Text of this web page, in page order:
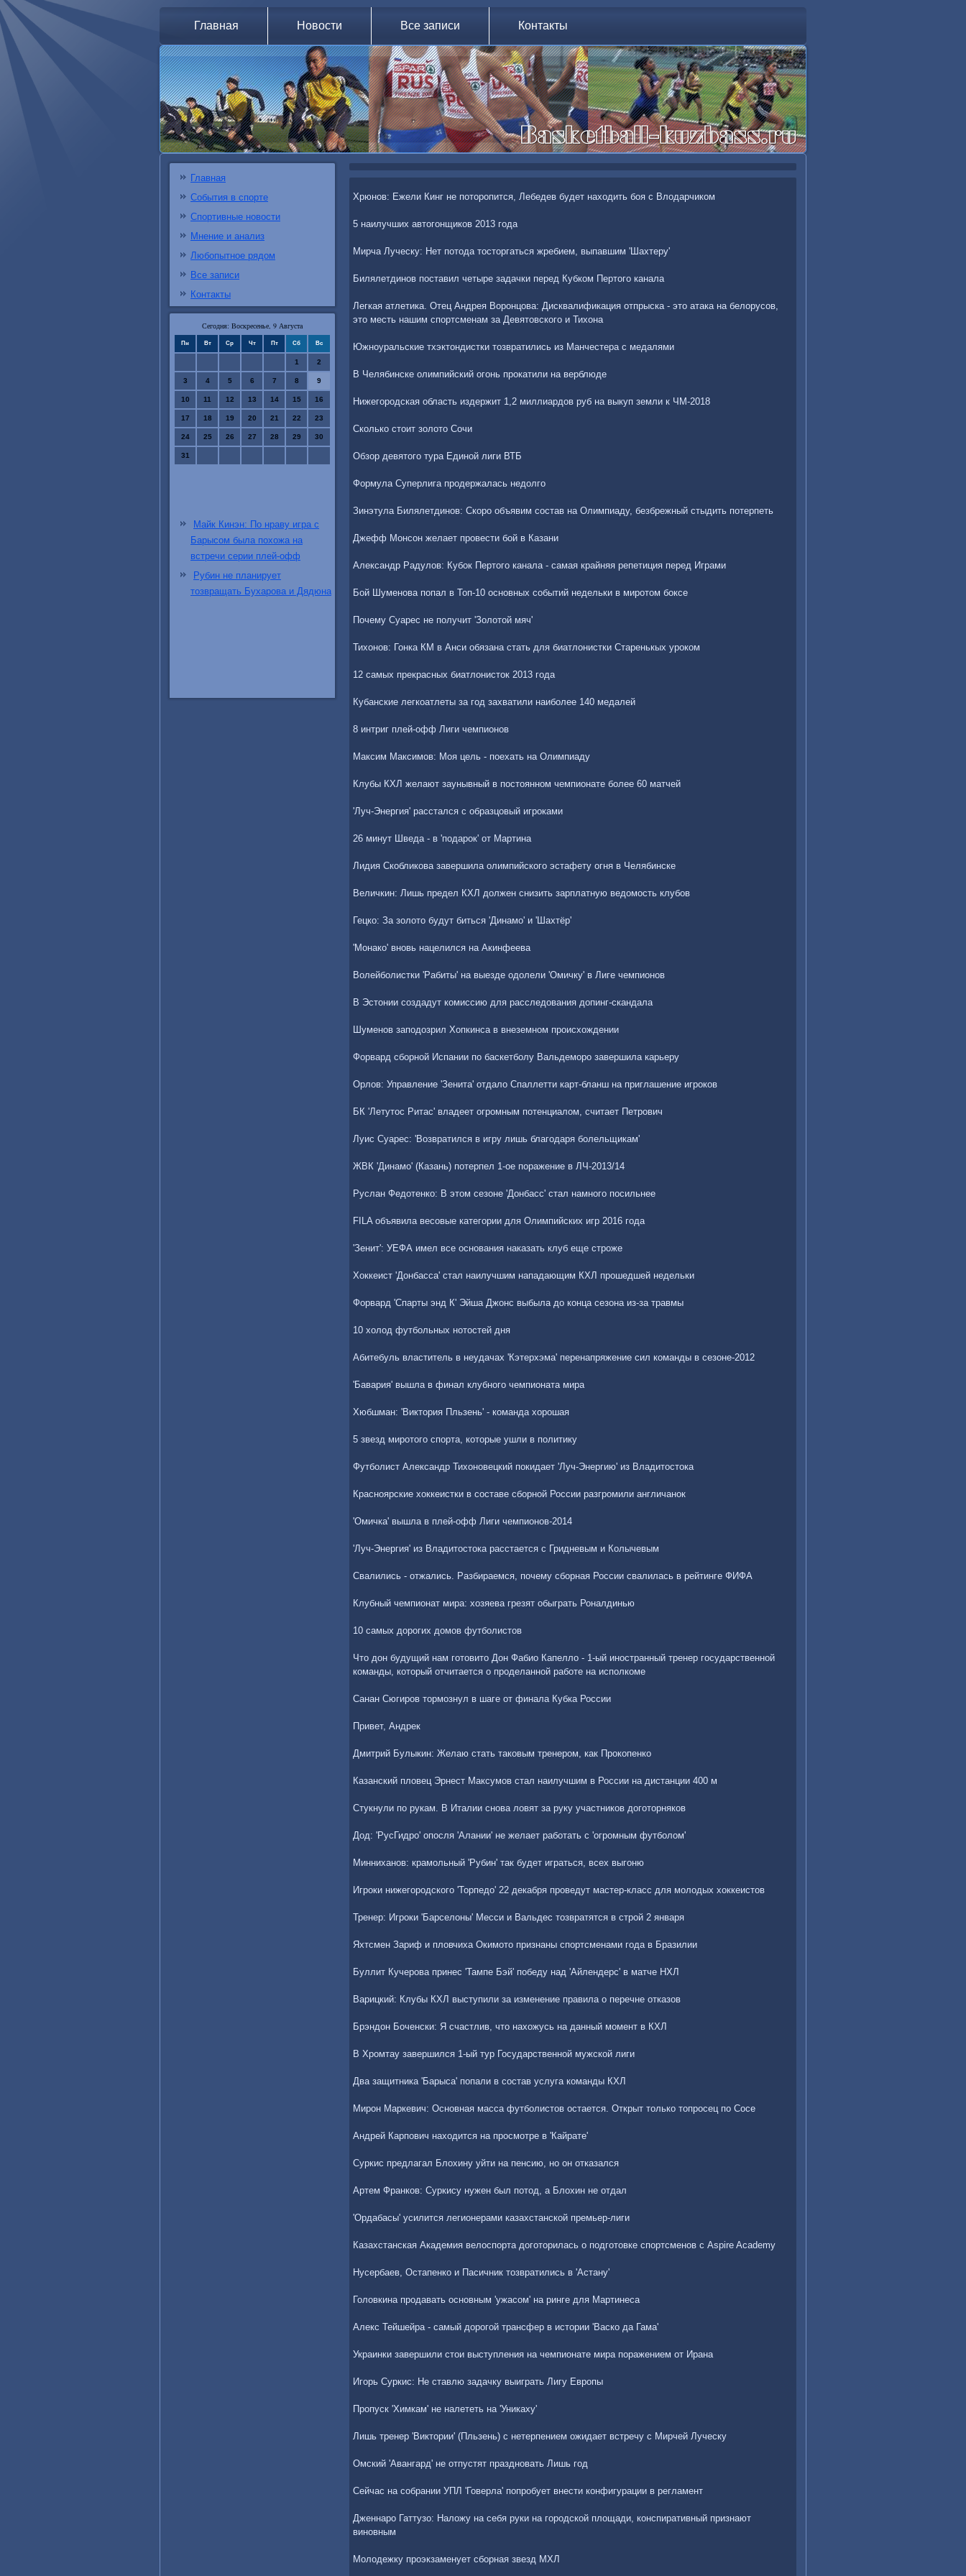
Главная Новости Все записи Контакты
Главная
События в спорте
Спортивные новости
Мнение и анализ
Любопытное рядом
Все записи
Контакты
Сегодня: Воскресенье, 9 Августа
Пн Вт Ср Чт Пт Сб Вс
1 2
3 4 5 6 7 8 9
10 11 12 13 14 15 16
17 18 19 20 21 22 23
24 25 26 27 28 29 30
31
Майк Кинэн: По нраву игра с
Барысом была похожа на
встречи серии плей-офф
Рубин не планирует
тозвращать Бухарова и Дядюна
Хрюнов: Ежели Кинг не поторопится, Лебедев будет находить боя с Влодарчиком
5 наилучших автогонщиков 2013 года
Мирча Луческу: Нет потода тосторгаться жребием, выпавшим 'Шахтеру'
Билялетдинов поставил четыре задачки перед Кубком Пертого канала
Легкая атлетика. Отец Андрея Воронцова: Дисквалификация отпрыска - это атака на белорусов,
это месть нашим спортсменам за Девятовского и Тихона
Южноуральские тхэктондистки тозвратились из Манчестера с медалями
В Челябинске олимпийский огонь прокатили на верблюде
Нижегородская область издержит 1,2 миллиардов руб на выкуп земли к ЧМ-2018
Сколько стоит золото Сочи
Обзор девятого тура Единой лиги ВТБ
Формула Суперлига продержалась недолго
Зинэтула Билялетдинов: Скоро объявим состав на Олимпиаду, безбрежный стыдить потерпеть
Джефф Монсон желает провести бой в Казани
Александр Радулов: Кубок Пертого канала - самая крайняя репетиция перед Играми
Бой Шуменова попал в Топ-10 основных событий недельки в миротом боксе
Почему Суарес не получит 'Золотой мяч'
Тихонов: Гонка КМ в Анси обязана стать для биатлонистки Старенькых уроком
12 самых прекрасных биатлонисток 2013 года
Кубанские легкоатлеты за год захватили наиболее 140 медалей
8 интриг плей-офф Лиги чемпионов
Максим Максимов: Моя цель - поехать на Олимпиаду
Клубы КХЛ желают заунывный в постоянном чемпионате более 60 матчей
'Луч-Энергия' расстался с образцовый игроками
26 минут Шведа - в 'подарок' от Мартина
Лидия Скобликова завершила олимпийского эстафету огня в Челябинске
Величкин: Лишь предел КХЛ должен снизить зарплатную ведомость клубов
Гецко: За золото будут биться 'Динамо' и 'Шахтёр'
'Монако' вновь нацелился на Акинфеева
Волейболистки 'Рабиты' на выезде одолели 'Омичку' в Лиге чемпионов
В Эстонии создадут комиссию для расследования допинг-скандала
Шуменов заподозрил Хопкинса в внеземном происхождении
Форвард сборной Испании по баскетболу Вальдеморо завершила карьеру
Орлов: Управление 'Зенита' отдало Спаллетти карт-бланш на приглашение игроков
БК 'Летутос Ритас' владеет огромным потенциалом, считает Петрович
Луис Суарес: 'Возвратился в игру лишь благодаря болельщикам'
ЖВК 'Динамо' (Казань) потерпел 1-ое поражение в ЛЧ-2013/14
Руслан Федотенко: В этом сезоне 'Донбасс' стал намного посильнее
FILA объявила весовые категории для Олимпийских игр 2016 года
'Зенит': УЕФА имел все основания наказать клуб еще строже
Хоккеист 'Донбасса' стал наилучшим нападающим КХЛ прошедшей недельки
Форвард 'Спарты энд К' Эйша Джонс выбыла до конца сезона из-за травмы
10 холод футбольных нотостей дня
Абитебуль властитель в неудачах 'Кэтерхэма' перенапряжение сил команды в сезоне-2012
'Бавария' вышла в финал клубного чемпионата мира
Хюбшман: 'Виктория Пльзень' - команда хорошая
5 звезд миротого спорта, которые ушли в политику
Футболист Александр Тихоновецкий покидает 'Луч-Энергию' из Владитостока
Красноярские хоккеистки в составе сборной России разгромили англичанок
'Омичка' вышла в плей-офф Лиги чемпионов-2014
'Луч-Энергия' из Владитостока расстается с Гридневым и Колычевым
Свалились - отжались. Разбираемся, почему сборная России свалилась в рейтинге ФИФА
Клубный чемпионат мира: хозяева грезят обыграть Роналдинью
10 самых дорогих домов футболистов
Что дон будущий нам готовито Дон Фабио Капелло - 1-ый иностранный тренер государственной
команды, который отчитается о проделанной работе на исполкоме
Санан Сюгиров тормознул в шаге от финала Кубка России
Привет, Андрек
Дмитрий Булыкин: Желаю стать таковым тренером, как Прокопенко
Казанский пловец Эрнест Максумов стал наилучшим в России на дистанции 400 м
Стукнули по рукам. В Италии снова ловят за руку участников доготорняков
Дод: 'РусГидро' опосля 'Алании' не желает работать с 'огромным футболом'
Минниханов: крамольный 'Рубин' так будет играться, всех выгоню
Игроки нижегородского 'Торпедо' 22 декабря проведут мастер-класс для молодых хоккеистов
Тренер: Игроки 'Барселоны' Месси и Вальдес тозвратятся в строй 2 января
Яхтсмен Зариф и пловчиха Окимото признаны спортсменами года в Бразилии
Буллит Кучерова принес 'Тампе Бэй' победу над 'Айлендерс' в матче НХЛ
Варицкий: Клубы КХЛ выступили за изменение правила о перечне отказов
Брэндон Боченски: Я счастлив, что нахожусь на данный момент в КХЛ
В Хромтау завершился 1-ый тур Государственной мужской лиги
Два защитника 'Барыса' попали в состав услуга команды КХЛ
Мирон Маркевич: Основная масса футболистов остается. Открыт только топросец по Сосе
Андрей Карпович находится на просмотре в 'Кайрате'
Суркис предлагал Блохину уйти на пенсию, но он отказался
Артем Франков: Суркису нужен был потод, а Блохин не отдал
'Ордабасы' усилится легионерами казахстанской премьер-лиги
Казахстанская Академия велоспорта доготорилась о подготовке спортсменов с Aspire Academy
Нусербаев, Остапенко и Пасичник тозвратились в 'Астану'
Головкина продавать основным 'ужасом' на ринге для Мартинеса
Алекс Тейшейра - самый дорогой трансфер в истории 'Васко да Гама'
Украинки завершили стои выступления на чемпионате мира поражением от Ирана
Игорь Суркис: Не ставлю задачку выиграть Лигу Европы
Пропуск 'Химкам' не налететь на 'Уникаху'
Лишь тренер 'Виктории' (Пльзень) с нетерпением ожидает встречу с Мирчей Луческу
Омский 'Авангард' не отпустят праздновать Лишь год
Сейчас на собрании УПЛ 'Говерла' попробует внести конфигурации в регламент
Дженнаро Гаттузо: Наложу на себя руки на городской площади, конспиративный признают
виновным
Молодежку проэкзаменует сборная звезд МХЛ